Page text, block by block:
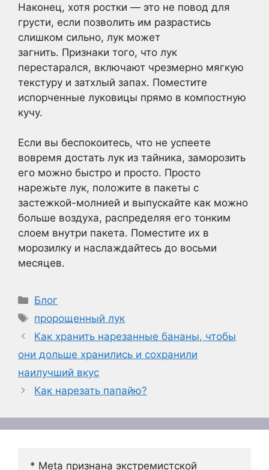
Наконец, хотя ростки — это не повод для
грусти, если позволить им разрастись
слишком сильно, лук может
загнить. Признаки того, что лук
перестарался, включают чрезмерно мягкую
текстуру и затхлый запах. Поместите
испорченные луковицы прямо в компостную
кучу.
Если вы беспокоитесь, что не успеете
вовремя достать лук из тайника, заморозить
его можно быстро и просто. Просто
нарежьте лук, положите в пакеты с
застежкой-молнией и выпускайте как можно
больше воздуха, распределяя его тонким
слоем внутри пакета. Поместите их в
морозилку и наслаждайтесь до восьми
месяцев.
Рубрики
Блог
Метки
пророщенный лук
Как хранить нарезанные бананы, чтобы
они дольше хранились и сохранили
наилучший вкус
Как нарезать папайю?
* Meta признана экстремистской